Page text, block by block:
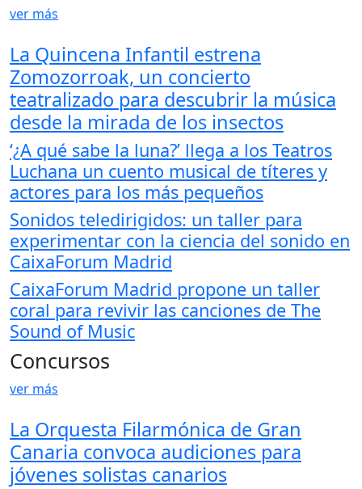
ver más
La Quincena Infantil estrena
Zomozorroak, un concierto
teatralizado para descubrir la música
desde la mirada de los insectos
‘¿A qué sabe la luna?’ llega a los Teatros
Luchana un cuento musical de títeres y
actores para los más pequeños
Sonidos teledirigidos: un taller para
experimentar con la ciencia del sonido en
CaixaForum Madrid
CaixaForum Madrid propone un taller
coral para revivir las canciones de The
Sound of Music
Concursos
ver más
La Orquesta Filarmónica de Gran
Canaria convoca audiciones para
jóvenes solistas canarios